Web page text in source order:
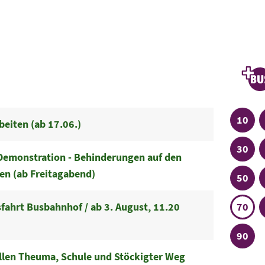
Linie
10
Linie
30
Linie
50
Linie
70
Linie
90
(ab 17.06.)
- Behinderungen auf den
(ab Freitagabend)
Busbahnhof / ab 3. August, 11.20
Theuma, Schule und Stöckigter Weg